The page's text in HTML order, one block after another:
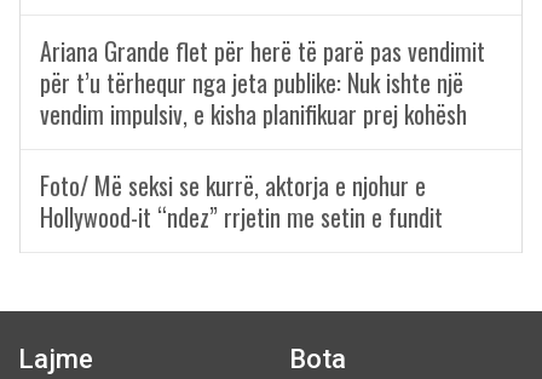
Ariana Grande flet për herë të parë pas vendimit
për t’u tërhequr nga jeta publike: Nuk ishte një
vendim impulsiv, e kisha planifikuar prej kohësh
Foto/ Më seksi se kurrë, aktorja e njohur e
Hollywood-it “ndez” rrjetin me setin e fundit
Lajme Bota